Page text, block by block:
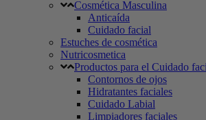
Cosmética Masculina
Anticaída
Cuidado facial
Estuches de cosmética
Nutricosmetica
Productos para el Cuidado
Contornos de ojos
Hidratantes faciales
Cuidado Labial
Limpiadores faciales